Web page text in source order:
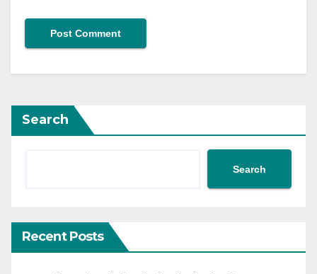
Search
Search
Recent Posts